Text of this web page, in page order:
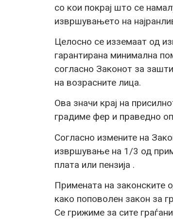
со кои покрај што се
извршувањето на
Целосно се изземаат од
гарантирана минимална
согласно Законот за
на возрасните лица.
Ова значи крај на
градиме фер и праведно
Согласно измените на
извршување на 1/3 од
плата или пензија .
Примената на законските
како поповолен закон за
Се грижиме за сите